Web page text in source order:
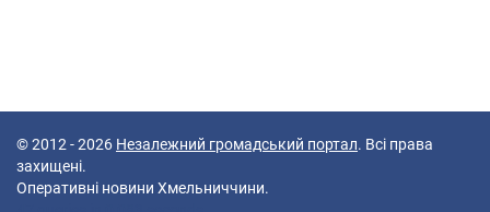
© 2012 - 2026 Незалежний громадський портал. Всі права
захищені.
Оперативні новини Хмельниччини.